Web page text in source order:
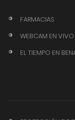
FARMACIAS
WEBCAM EN VIVO
EL TIEMPO EN